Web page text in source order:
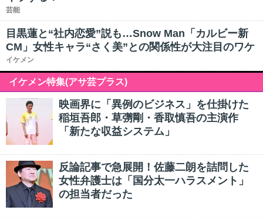
芸能
目黒蓮と“社内恋愛”説も…Snow Man「カルビー新
CM」女性キャラ“さく美”との関係性が大注目のワケ
イケメン
イケメン特集(アサ芸プラス)
映画界に「異例のビジネス」を仕掛けた
稲垣吾郎・草彅剛・香取慎吾の主演作
「新たな収益システム」
反論記事で急展開！佐藤二朗を詰問した
女性弁護士は「国分太一ハラスメント」
の担当者だった